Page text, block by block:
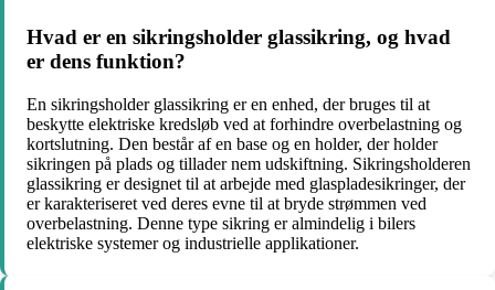
Hvad er en sikringsholder glassikring, og hvad
er dens funktion?
En sikringsholder glassikring er en enhed, der bruges til at
beskytte elektriske kredsløb ved at forhindre overbelastning og
kortslutning. Den består af en base og en holder, der holder
sikringen på plads og tillader nem udskiftning. Sikringsholderen
glassikring er designet til at arbejde med glaspladesikringer, der
er karakteriseret ved deres evne til at bryde strømmen ved
overbelastning. Denne type sikring er almindelig i bilers
elektriske systemer og industrielle applikationer.